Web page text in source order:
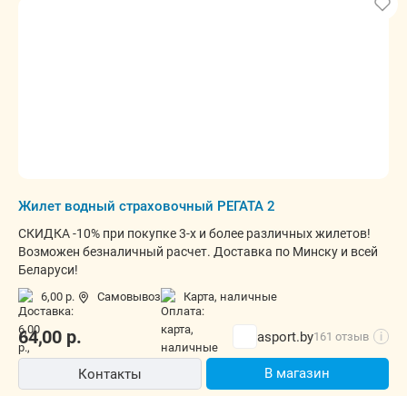
Жилет водный страховочный РЕГАТА 2
СКИДКА -10% при покупке 3-х и более различных жилетов!
Возможен безналичный расчет. Доставка по Минску и всей
Беларуси!
6,00 р. Самовывоз карта, наличные
64,00 р. asport.by161 отзыв i
Контакты В магазин